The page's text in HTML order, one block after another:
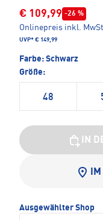
€ 109,99 -26 %
Onlinepreis inkl.
UVP* € 149,99
Farbe: Schwarz
Größe:
48
IN
Ausgewählter Shop